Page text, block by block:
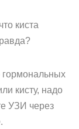
киста
гормональных
кисту, надо
УЗИ через